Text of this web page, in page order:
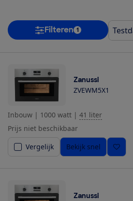
Filteren 1
Zanussi
ZVEWM5X1
Inbouw | 1000 watt | 41 liter
Prijs niet beschikbaar
Vergelijk
Bekijk snel
Zanussi